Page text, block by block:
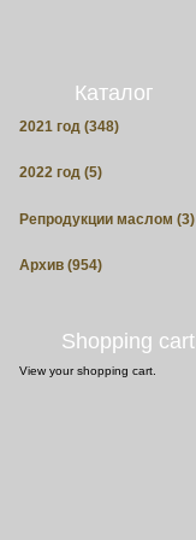
Каталог
2021 год (348)
2022 год (5)
Репродукции маслом (3)
Архив (954)
Shopping cart
View your shopping cart.